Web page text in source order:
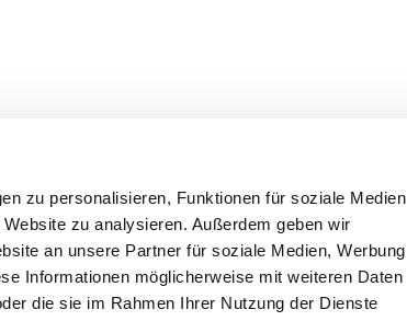
zu personalisieren, Funktionen für soziale Medien
zu analysieren. Außerdem geben wir
an unsere Partner für soziale Medien, Werbung
Informationen möglicherweise mit weiteren Daten
die sie im Rahmen Ihrer Nutzung der Dienste